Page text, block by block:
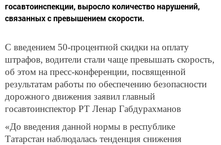
госавтоинспекции, выросло количество нарушений,
связанных с превышением скорости.
С введением 50-процентной скидки на оплату
штрафов, водители стали чаще превышать скорость,
об этом на пресс-конференции, посвященной
результатам работы по обеспечению безопасности
дорожного движения заявил главный
госавтоинспектор РТ Ленар Габдурахманов
«До введения данной нормы в республике
Татарстан наблюдалась тенденция снижения